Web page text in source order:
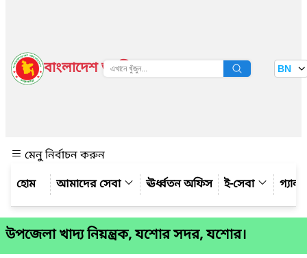
বাংলাদেশ জাতীয় তথ্য বাতায়ন BN
মেনু নির্বাচন করুন
আমাদের সেবা
ঊর্ধ্বতন অফিস ই-সেবা
উপজেলা খাদ্য নিয়ন্ত্রক, যশোর সদর, যশোর।